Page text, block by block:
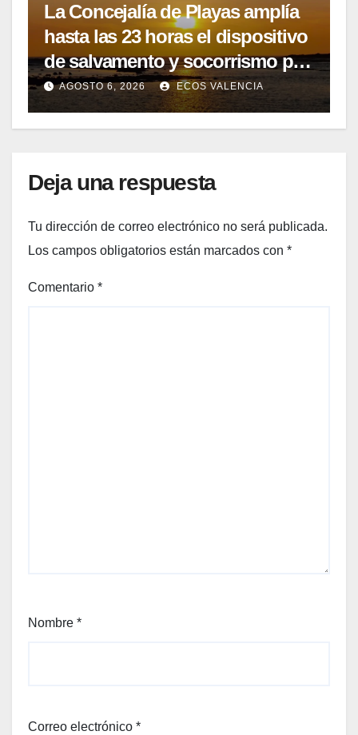
La Concejalía de Playas amplía
hasta las 23 horas el dispositivo
de salvamento y socorrismo por
el eclipse solar del 12 de agosto
AGOSTO 6, 2026 ECOS VALENCIA
Deja una respuesta
Tu dirección de correo electrónico no será publicada.
Los campos obligatorios están marcados con *
Comentario *
Nombre *
Correo electrónico *